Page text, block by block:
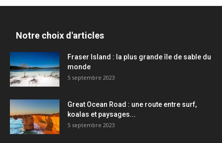
Notre choix d'articles
Fraser Island : la plus grande île de sable du
monde
5 septembre 2023
Great Ocean Road : une route entre surf,
koalas et paysages...
5 septembre 2023